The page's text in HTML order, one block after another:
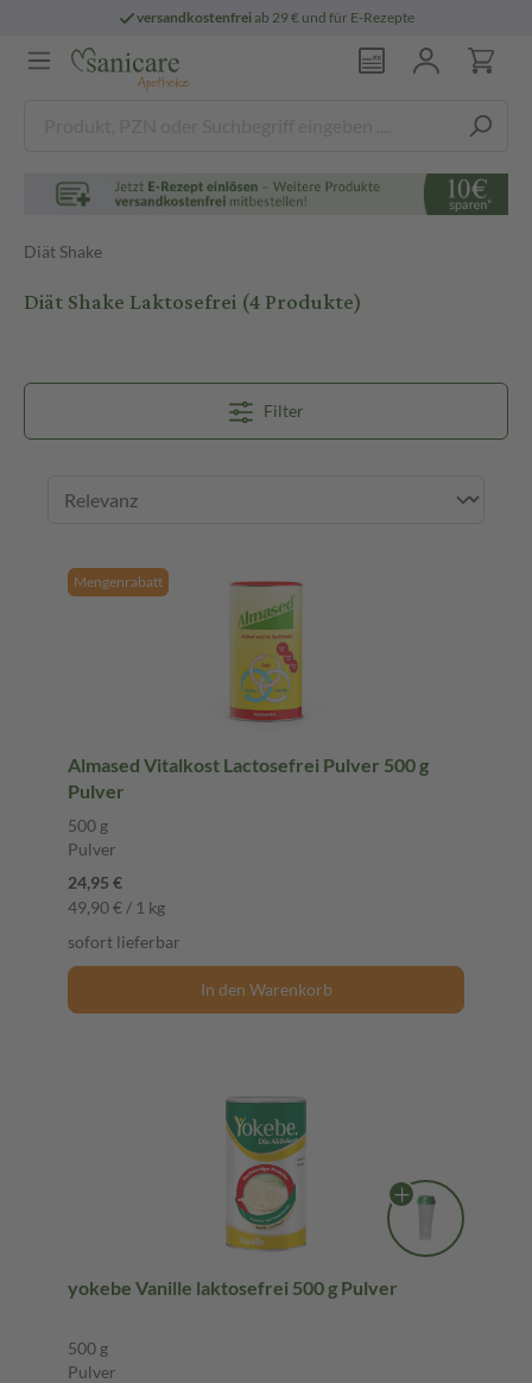
persönlichepharmazeutische
Diät Shake
Diät Shake Laktosefrei(4 Produkte)
Filter
Mengenrabatt
Almased Vitalkost Lactosefrei Pulver 500 g
Pulver
500 g
Pulver
24,95 €
49,90 € / 1 kg
sofort lieferbar
In den Warenkorb
yokebe Vanille laktosefrei 500 g Pulver
500 g
Pulver